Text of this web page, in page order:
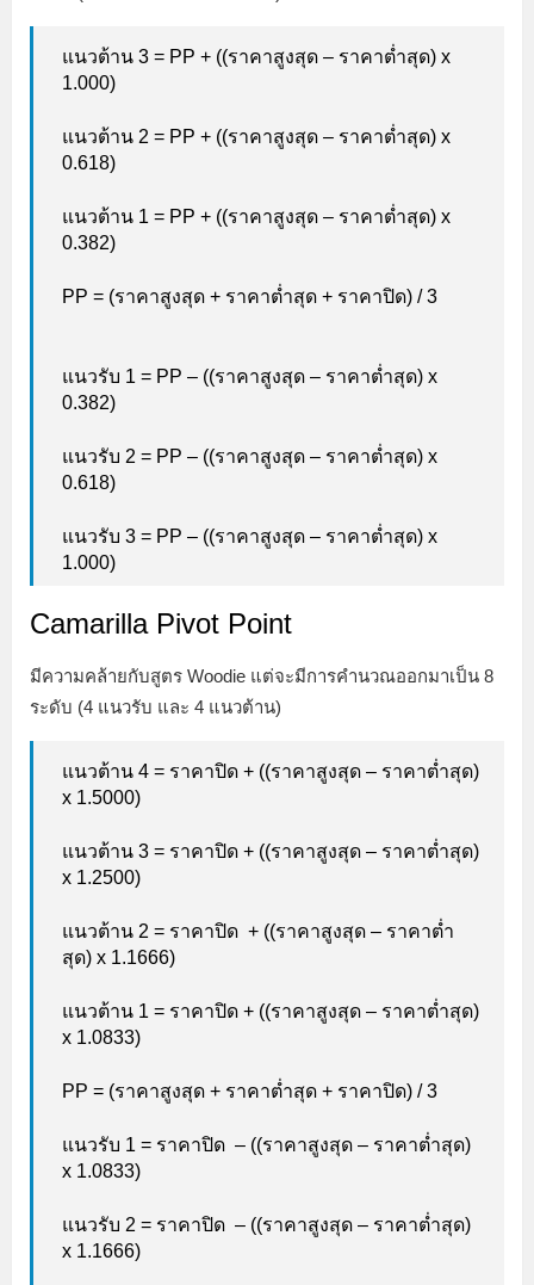
แนวต้าน 3 = PP + ((ราคาสูงสุด – ราคาต่ำสุด) x
1.000)
แนวต้าน 2 = PP + ((ราคาสูงสุด – ราคาต่ำสุด) x
0.618)
แนวต้าน 1 = PP + ((ราคาสูงสุด – ราคาต่ำสุด) x
0.382)
PP = (ราคาสูงสุด + ราคาต่ำสุด + ราคาปิด) / 3
แนวรับ 1 = PP – ((ราคาสูงสุด – ราคาต่ำสุด) x
0.382)
แนวรับ 2 = PP – ((ราคาสูงสุด – ราคาต่ำสุด) x
0.618)
แนวรับ 3 = PP – ((ราคาสูงสุด – ราคาต่ำสุด) x
1.000)
Camarilla Pivot Point
มีความคล้ายกับสูตร Woodie แต่จะมีการคำนวณออกมาเป็น 8
ระดับ (4 แนวรับ และ 4 แนวต้าน)
แนวต้าน 4 = ราคาปิด + ((ราคาสูงสุด – ราคาต่ำสุด)
x 1.5000)
แนวต้าน 3 = ราคาปิด + ((ราคาสูงสุด – ราคาต่ำสุด)
x 1.2500)
แนวต้าน 2 = ราคาปิด + ((ราคาสูงสุด – ราคาต่ำ
สุด) x 1.1666)
แนวต้าน 1 = ราคาปิด + ((ราคาสูงสุด – ราคาต่ำสุด)
x 1.0833)
PP = (ราคาสูงสุด + ราคาต่ำสุด + ราคาปิด) / 3
แนวรับ 1 = ราคาปิด – ((ราคาสูงสุด – ราคาต่ำสุด)
x 1.0833)
แนวรับ 2 = ราคาปิด – ((ราคาสูงสุด – ราคาต่ำสุด)
x 1.1666)